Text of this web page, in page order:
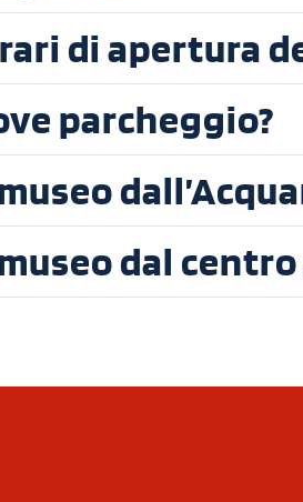
di apertura
parcheggio?
dal